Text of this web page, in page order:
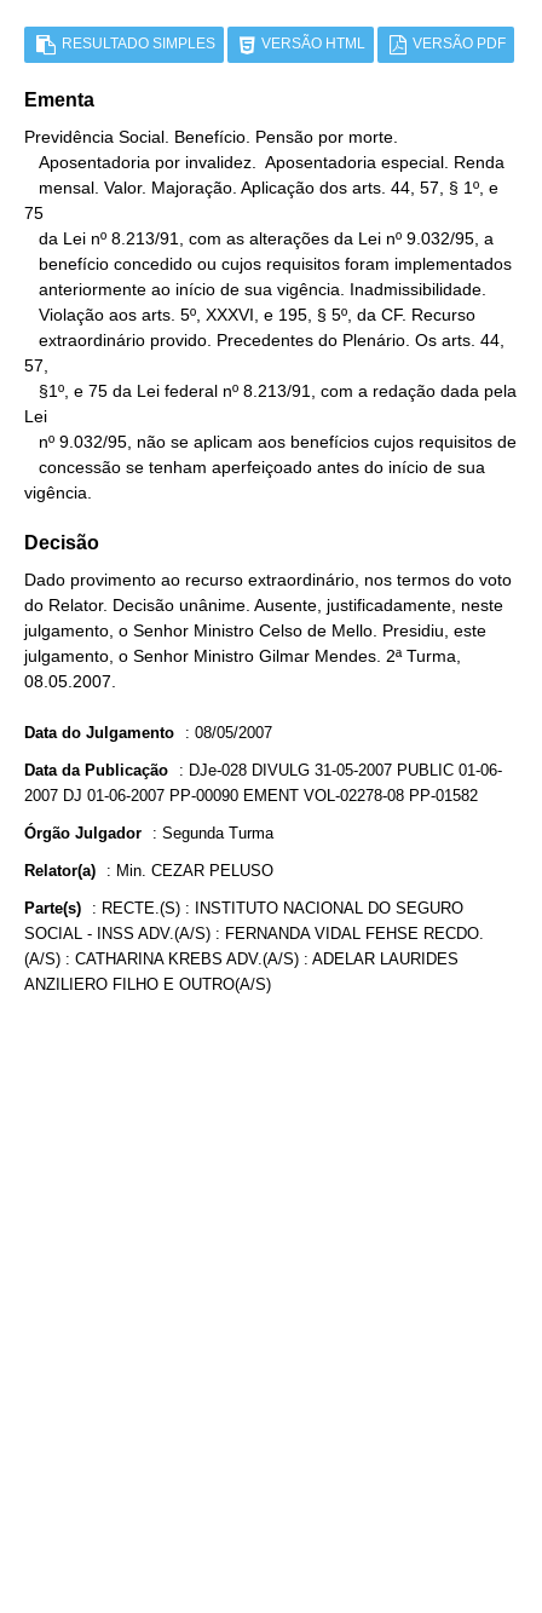
RESULTADO SIMPLES VERSÃO HTML VERSÃO PDF
Ementa
Previdência Social. Benefício. Pensão por morte.
75
57,
Lei
vigência.
Decisão
Dado provimento ao recurso extraordinário, nos termos do voto
do Relator. Decisão unânime. Ausente, justificadamente, neste
julgamento, o Senhor Ministro Celso de Mello. Presidiu, este
julgamento, o Senhor Ministro Gilmar Mendes. 2ª Turma,
08.05.2007.
Data do Julgamento : 08/05/2007
Data da Publicação : DJe-028 DIVULG 31-05-2007 PUBLIC 01-06-
2007 DJ 01-06-2007 PP-00090 EMENT VOL-02278-08 PP-01582
Órgão Julgador : Segunda Turma
Relator(a) : Min. CEZAR PELUSO
Parte(s) : RECTE.(S) : INSTITUTO NACIONAL DO SEGURO
SOCIAL - INSS ADV.(A/S) : FERNANDA VIDAL FEHSE RECDO.
(A/S) : CATHARINA KREBS ADV.(A/S) : ADELAR LAURIDES
ANZILIERO FILHO E OUTRO(A/S)